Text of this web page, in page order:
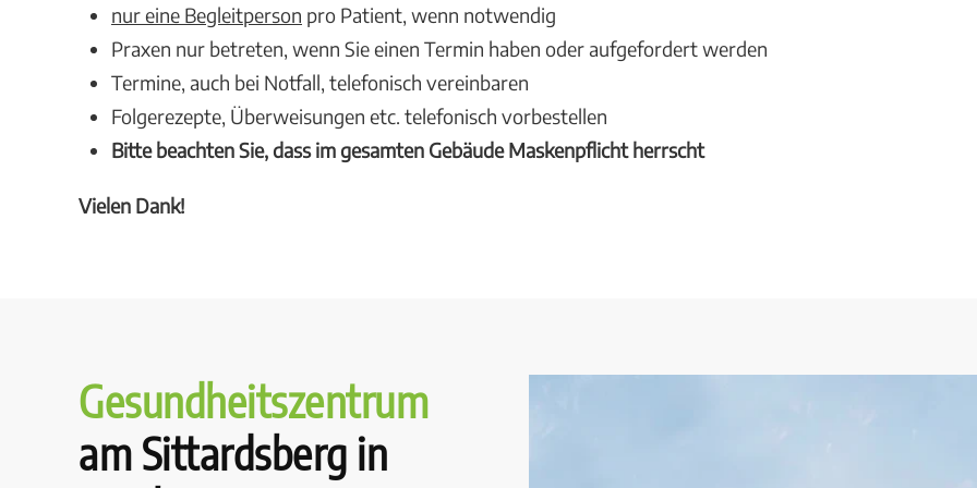
nur eine Begleitperson pro Patient, wenn notwendig
Praxen nur betreten, wenn Sie einen Termin haben oder aufgefordert werden
Termine, auch bei Notfall, telefonisch vereinbaren
Folgerezepte, Überweisungen etc. telefonisch vorbestellen
Bitte beachten Sie, dass im gesamten Gebäude Maskenpflicht herrscht
Vielen Dank!
Gesundheits­zentrum
am Sittardsberg in